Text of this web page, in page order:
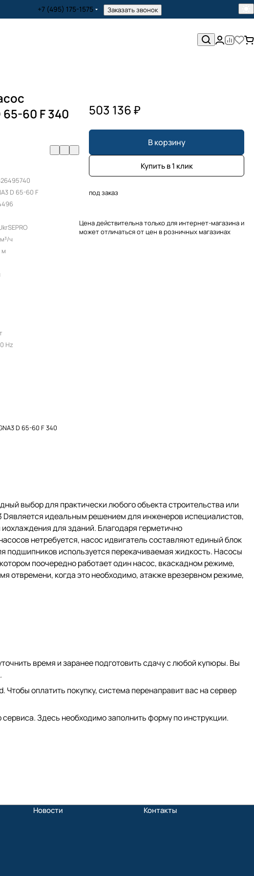
+7 (495) 175-1575 Заказать звонок
60 F 340
D 65-60 F
ч
м
Hz
D 65-60 F 340
503 136 ₽
В корзину
Купить в 1 клик
под заказ
Цена действительна только для интернет-магазина и
может отличаться от цен в розничных магазинах
выбор для практически любого объекта строительства или
идеальным решением для инженеров испециалистов,
для зданий. Благодаря герметично
нетребуется, насос идвигатель составляют единый блок
подшипников используется перекачиваемая жидкость. Насосы
поочередно работает один насос, вкаскадном режиме,
отвремени, когда это необходимо, атакже врезервном режиме,
время и заранее подготовить сдачу с любой купюры. Вы
оплатить покупку, система перенаправит вас на сервер
Здесь необходимо заполнить форму по инструкции.
Новости Контакты